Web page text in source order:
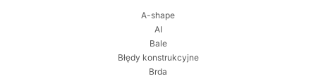
A-shape
AI
Bale
Błędy konstrukcyjne
Brda